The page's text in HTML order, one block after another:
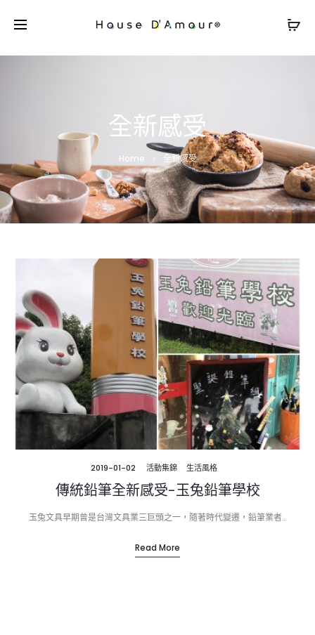
全新感受
Home 全新感受
2019-01-02 活動集錦 生活風格
傳統鉛筆全新感受-玉兔鉛筆學校
玉兔文具早期曾是台灣文具業三巨頭之一，隨著時代變遷，鉛筆業者…
Read More